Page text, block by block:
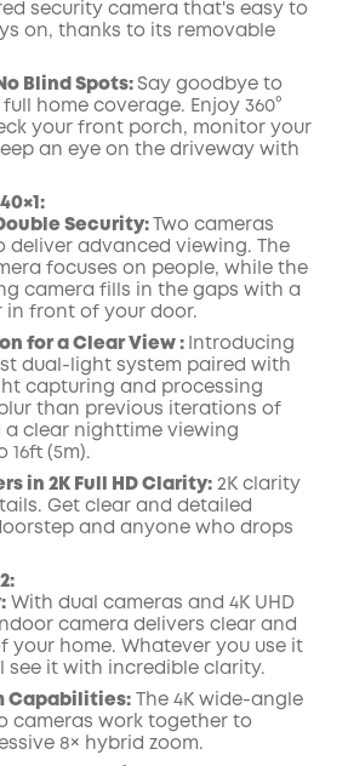
security camera that's easy to
on, thanks to its removable
Blind Spots: Say goodbye to
home coverage. Enjoy 360°
your front porch, monitor your
an eye on the driveway with
Security:
Two cameras
deliver advanced viewing. The
focuses on people, while the
camera fills in the gaps with a
in front of your door.
for a Clear View :
Introducing
dual-light system paired with
capturing and processing
blur than previous iterations of
a clear nighttime viewing
(5m).
in 2K Full HD Clarity: 2K clarity
Get clear and detailed
and anyone who drops
With dual cameras and 4K UHD
camera delivers clear and
your home. Whatever you use it
see it with incredible clarity.
Capabilities: The 4K wide-angle
cameras work together to
8× hybrid zoom.